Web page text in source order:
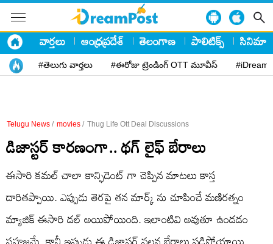
వార్తలు ఆంధ్రప్రదేశ్ తెలంగాణ పాలిటిక్స్ సినిమా
#తెలుగు వార్తలు #ఈరోజు ట్రెండింగ్ OTT మూవీస్
Telugu News / movies / Thug Life Ott Deal Discussions
డిజాస్టర్ కారణంగా.. థగ్ లైఫ్ బేరాలు
ఈసారి కమల్ చాలా కాన్ఫిడెంట్ గా చెప్పిన మాటలు కాస్త
దారితప్పాయి. ఎప్పుడు తెరపై తన మార్క్ ను చూపించే మణిరత్నం
మ్యాజిక్ ఈసారి డల్ అయిపోయింది. ఇలాంటివి అవుతూ ఉండడం